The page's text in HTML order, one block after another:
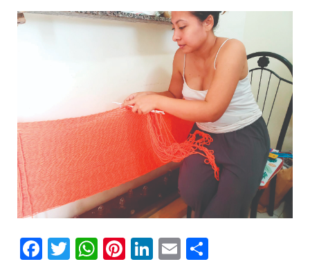
Facebook
Twitter
WhatsApp
Pinterest
LinkedIn
Email